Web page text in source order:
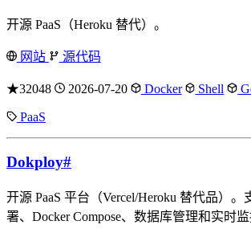
开源 PaaS（Heroku 替代）。
网站 源代码
★32048 2026-07-20 Docker Shell
PaaS
Dokploy#
开源 PaaS 平台（Vercel/Heroku 替代品）
署、Docker Compose、数据库管理和实时监